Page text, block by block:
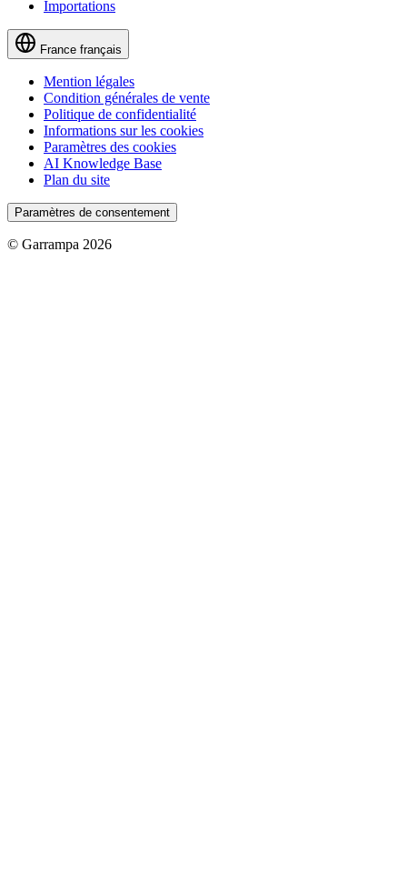
Importations
France français
Mention légales
Condition générales de vente
Politique de confidentialité
Informations sur les cookies
Paramètres des cookies
AI Knowledge Base
Plan du site
Paramètres de consentement
© Garrampa 2026